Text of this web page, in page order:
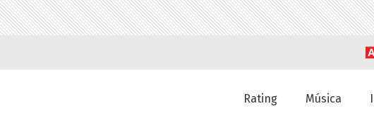
Rating Música